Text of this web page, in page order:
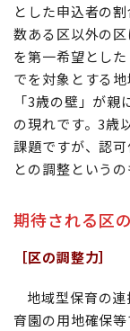
とした申込者の
数ある区以外の
を第一希望とし
でを対象とする
「3歳の壁」が
の現れです。3歳
課題ですが、認
との調整という
期待される区
［区の調整力］
地域型保育の
育園の用地確保